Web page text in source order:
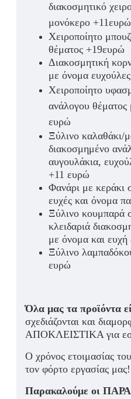
διακοσμητικό
μονόκερο +11ευρώ
Χειροποίητο
θέματος +19ευρώ
Διακοσμητική
με όνομα
Χειροποίητο
ανάλογου θέματος
ευρώ
Ξύλινο καλαθάκι/
διακοσμημένο
αυγουλάκια,
+11 ευρώ
Φανάρι με κεράκι
ευχές και όνομα
Ξύλινο κουμπαρά
κλειδαριά
με όνομα και
Ξύλινο
ευρώ
Όλα μας τα προϊόντα
σχεδιάζονται και
ΑΠΟΚΛΕΙΣΤΙΚΑ για
Ο χρόνος ετοιμασίας
τον φόρτο εργασίας μας!
Παρακαλούμε οι